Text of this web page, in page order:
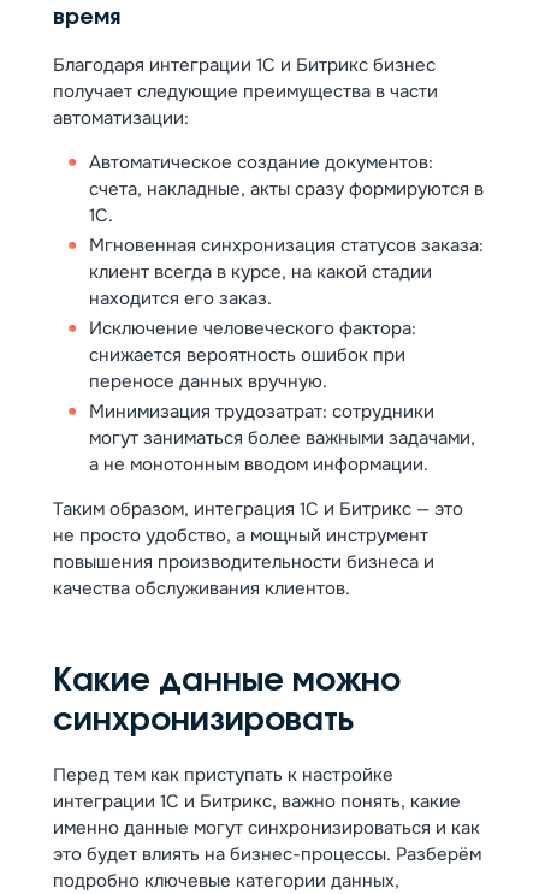
время
Благодаря интеграции 1С и Битрикс бизнес
получает следующие преимущества в части
автоматизации:
Автоматическое создание документов:
счета, накладные, акты сразу формируются в
1С.
Мгновенная синхронизация статусов заказа:
клиент всегда в курсе, на какой стадии
находится его заказ.
Исключение человеческого фактора:
снижается вероятность ошибок при
переносе данных вручную.
Минимизация трудозатрат: сотрудники
могут заниматься более важными задачами,
а не монотонным вводом информации.
Таким образом, интеграция 1С и Битрикс — это
не просто удобство, а мощный инструмент
повышения производительности бизнеса и
качества обслуживания клиентов.
Какие данные можно
синхронизировать
Перед тем как приступать к настройке
интеграции 1С и Битрикс, важно понять, какие
именно данные могут синхронизироваться и как
это будет влиять на бизнес-процессы. Разберём
подробно ключевые категории данных,